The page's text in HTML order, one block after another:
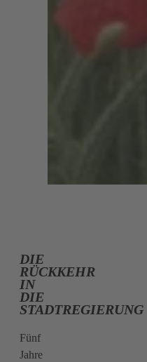
DIE
RÜCKKEHR
IN
DIE
STADTREGIERUNG
Fünf
Jahre